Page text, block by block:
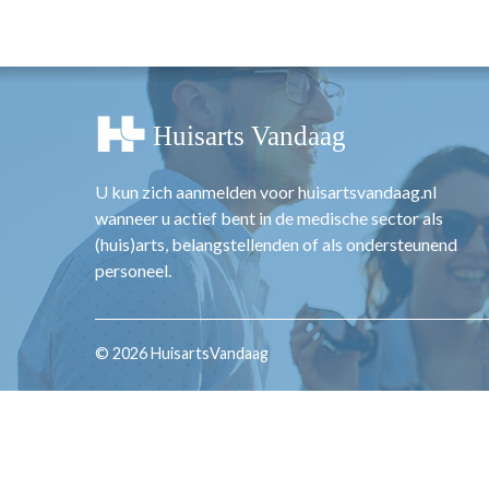
TARIEVEN
VPHUISARTSEN
MEDISCHE
INLOGGEN
REGISTRATIE
U kun zich aanmelden voor huisartsvandaag.nl
wanneer u actief bent in de medische sector als
(huis)arts, belangstellenden of als ondersteunend
personeel.
© 2026 HuisartsVandaag